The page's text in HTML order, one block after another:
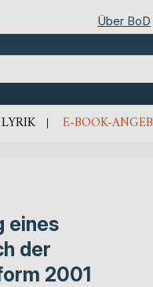
Über BoD
LYRIK E-BOOK-
eines
der
2001